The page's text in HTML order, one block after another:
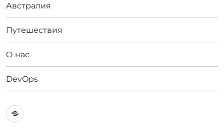
Австралия
Путешествия
О нас
DevOps
Австралия